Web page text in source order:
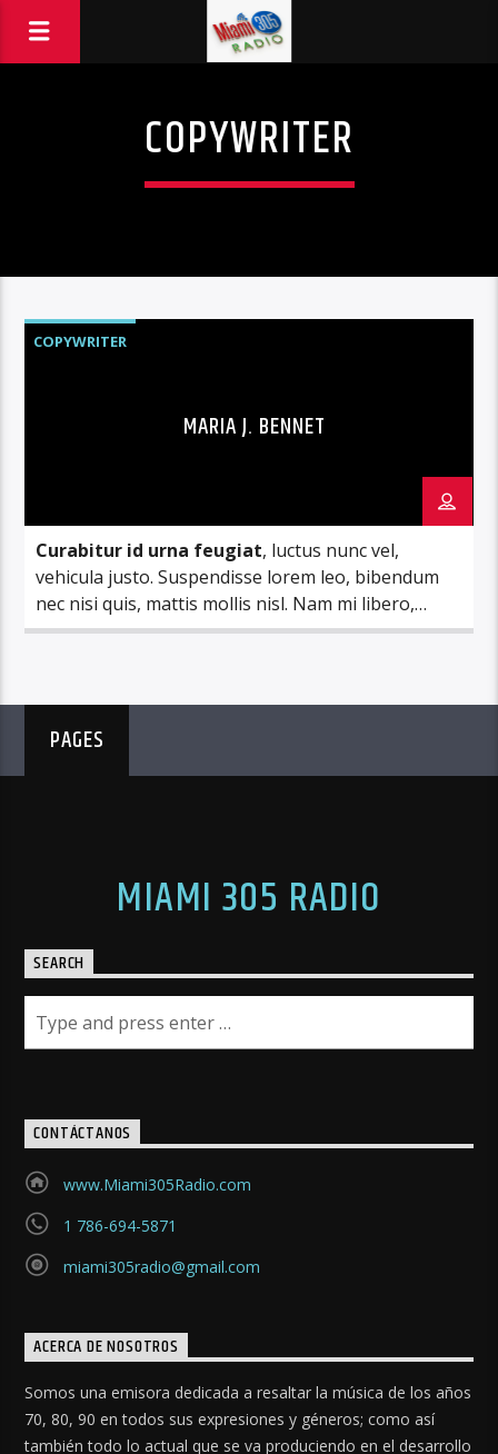
COPYWRITER
COPYWRITER
MARIA J. BENNET
Curabitur id urna feugiat, luctus nunc vel,
vehicula justo. Suspendisse lorem leo, bibendum
nec nisi quis, mattis mollis nisl. Nam mi libero,
vehicula eget aliquet ac, vehicula nec ante. Donec.
PAGES
MIAMI 305 RADIO
SEARCH
CONTÁCTANOS
www.Miami305Radio.com
1 786-694-5871
miami305radio@gmail.com
ACERCA DE NOSOTROS
Somos una emisora dedicada a resaltar la música de los años
70, 80, 90 en todos sus expresiones y géneros; como así
también todo lo actual que se va produciendo en el desarrollo